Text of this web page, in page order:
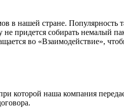
в нашей стране.
придется собирать немалый
во «Взаимодействие»,
которой наша компания